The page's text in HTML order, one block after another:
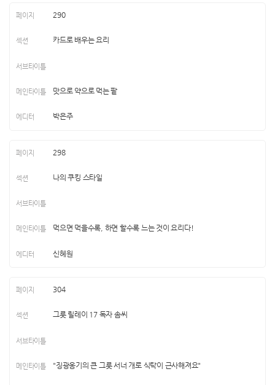
290
카드로 배우는 요리
맛으로 약으로 먹는 팥
박은주
298
나의 쿠킹 스타일
먹으면 먹을수록, 하면 할수록 느는 것이 요리다!
신혜원
304
그릇 릴레이 17 독자 솜씨
"징광옹기의 큰 그릇 서너 개로 식탁이 근사해져요"